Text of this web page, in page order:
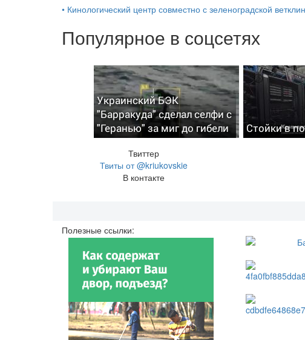
• Кинологический центр совместно с зеленоградской
Популярное в соцсетях
Украинский БЭК
"Барракуда" сделал селфи с
"Геранью" за миг до гибели
Стойки в
Твиттер
Твиты от @kriukovskie
В контакте
Полезные ссылки: